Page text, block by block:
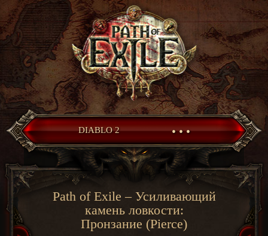
DIABLO 2 • • •
Path of Exile – Усиливающий
камень ловкости:
Пронзание (Pierce)